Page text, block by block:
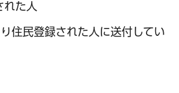
た人
住民登録された人に送付してい